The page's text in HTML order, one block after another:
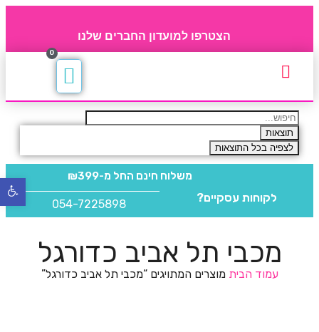
הצטרפו למועדון החברים שלנו
0
תוצאות
לצפיה בכל התוצאות
משלוח חינם החל מ-₪399
לקוחות עסקיים? 054-7225898
מכבי תל אביב כדורגל
עמוד הביתמוצרים המתויגים “מכבי תל אביב כדורגל”
פתח